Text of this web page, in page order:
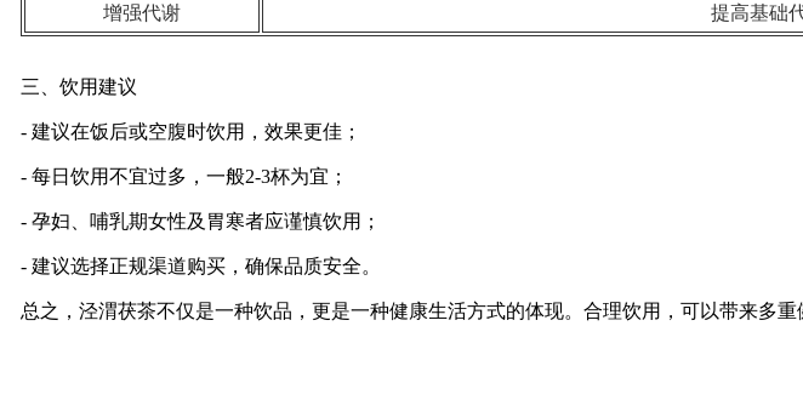
增强代谢
提高基础
三、饮用建议
- 建议在饭后或空腹时饮用，效果更佳；
- 每日饮用不宜过多，一般2-3杯为宜；
- 孕妇、哺乳期女性及胃寒者应谨慎饮用；
- 建议选择正规渠道购买，确保品质安全。
总之，泾渭茯茶不仅是一种饮品，更是一种健康生活方式的体现。合理饮用，可以带来多重